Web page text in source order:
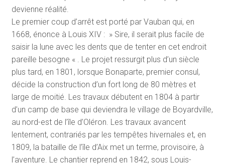
devienne réalité.
Le premier coup d’arrêt est porté par Vauban qui, en
1668, énonce à Louis XIV : » Sire, il serait plus facile de
saisir la lune avec les dents que de tenter en cet endroit
pareille besogne « . Le projet ressurgit plus d’un siècle
plus tard, en 1801, lorsque Bonaparte, premier consul,
décide la construction d’un fort long de 80 mètres et
large de moitié. Les travaux débutent en 1804 à partir
d’un camp de base qui deviendra le village de Boyardville,
au nord-est de l’île d’Oléron. Les travaux avancent
lentement, contrariés par les tempêtes hivernales et, en
1809, la bataille de l’île d’Aix met un terme, provisoire, à
l’aventure. Le chantier reprend en 1842, sous Louis-